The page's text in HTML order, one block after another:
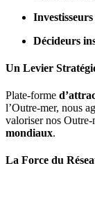
Investisseurs
Décideurs
Un Levier
Plate-forme
l’Outre-mer, nous
valoriser nos Outre-
mondiaux.
La Force du